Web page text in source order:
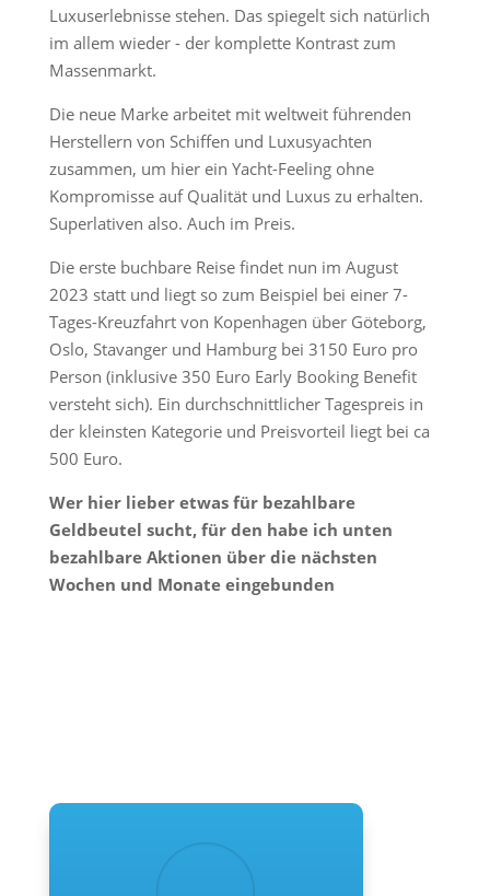
Luxuserlebnisse stehen. Das spiegelt sich natürlich
im allem wieder - der komplette Kontrast zum
Massenmarkt.
Die neue Marke arbeitet mit weltweit führenden
Herstellern von Schiffen und Luxusyachten
zusammen, um hier ein Yacht-Feeling ohne
Kompromisse auf Qualität und Luxus zu erhalten.
Superlativen also. Auch im Preis.
Die erste buchbare Reise findet nun im August
2023 statt und liegt so zum Beispiel bei einer 7-
Tages-Kreuzfahrt von Kopenhagen über Göteborg,
Oslo, Stavanger und Hamburg bei 3150 Euro pro
Person (inklusive 350 Euro Early Booking Benefit
versteht sich). Ein durchschnittlicher Tagespreis in
der kleinsten Kategorie und Preisvorteil liegt bei ca
500 Euro.
Wer hier lieber etwas für bezahlbare
Geldbeutel sucht, für den habe ich unten
bezahlbare Aktionen über die nächsten
Wochen und Monate eingebunden